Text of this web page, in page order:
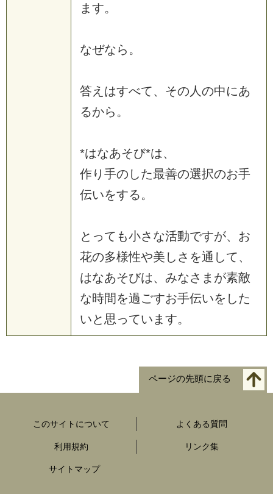
ます。
なぜなら。
答えはすべて、その人の中にあ
るから。
*はなあそび*は、
作り手のした最善の選択のお手
伝いをする。
とっても小さな活動ですが、お
花の多様性や美しさを通して、
はなあそびは、みなさまが素敵
な時間を過ごすお手伝いをした
いと思っています。
ページの先頭に戻る
このサイトについて よくある質問
利用規約 リンク集
サイトマップ